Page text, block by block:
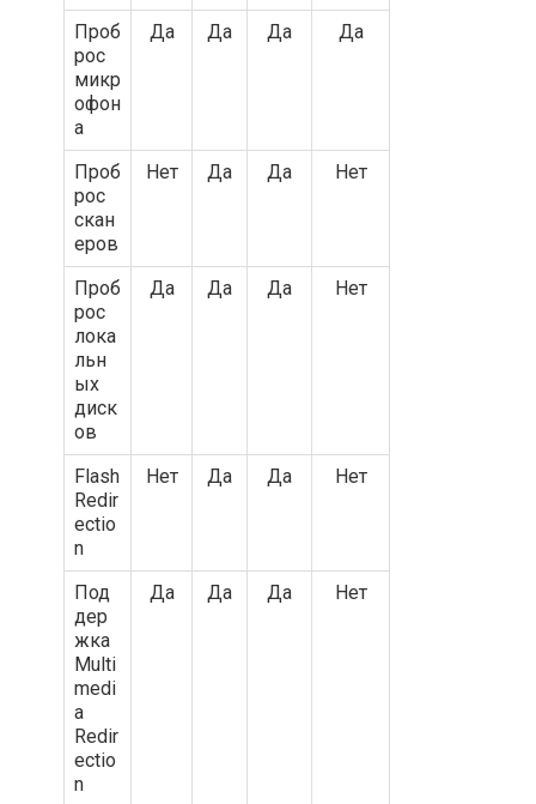
Проб
рос
микр
офон
а
Да Да Да Да
Проб
рос
скан
еров
Нет Да Да Нет
Проб
рос
лока
льн
ых
диск
ов
Да Да Да Нет
Flash
Redir
ectio
n
Нет Да Да Нет
Под
дер
жка
Multi
medi
a
Redir
ectio
n
Да Да Да Нет